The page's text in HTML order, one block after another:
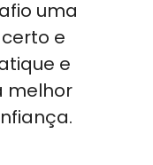
uma
e
e
melhor